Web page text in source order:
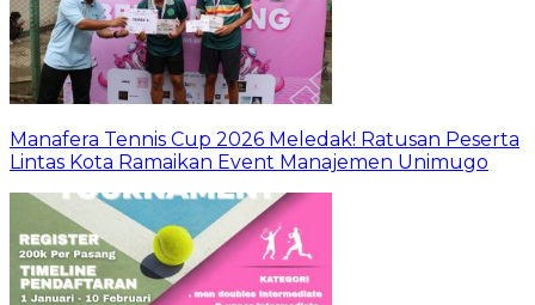
Manafera Tennis Cup 2026 Meledak! Ratusan Peserta
Lintas Kota Ramaikan Event Manajemen Unimugo